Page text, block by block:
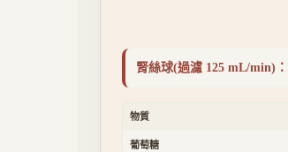
腎絲球(過濾 125 mL/min)：
物質
葡萄糖